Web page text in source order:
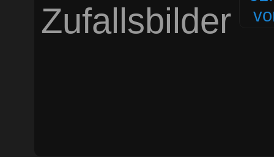
Zufallsbilder